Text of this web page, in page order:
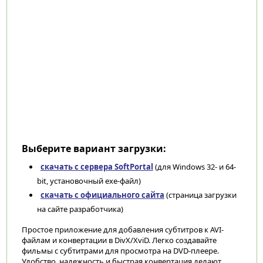
Выберите вариант загрузки:
скачать с сервера SoftPortal (для Windows 32- и 64-
bit, установочный exe-файл)
скачать с официального сайта (страница загрузки
на сайте разработчика)
Простое приложение для добавления субтитров к AVI-
файлам и конвертации в DivX/XviD. Легко создавайте
фильмы с субтитрами для просмотра на DVD-плеере.